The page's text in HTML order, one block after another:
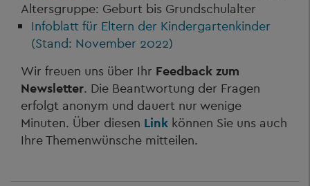
Altersgruppe: Geburt bis Grundschulalter
Infoblatt für Eltern der Kindergartenkinder
(Stand: November 2022)
Wir freuen uns über Ihr Feedback zum
Newsletter. Die Beantwortung der Fragen
erfolgt anonym und dauert nur wenige
Minuten. Über diesen Link können Sie uns auch
Ihre Themenwünsche mitteilen.